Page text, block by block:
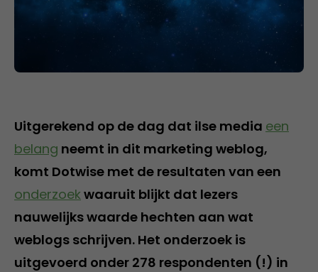
Uitgerekend op de dag dat ilse media een
belang neemt in dit marketing weblog,
komt Dotwise met de resultaten van een
onderzoek waaruit blijkt dat lezers
nauwelijks waarde hechten aan wat
weblogs schrijven. Het onderzoek is
uitgevoerd onder 278 respondenten (!) in